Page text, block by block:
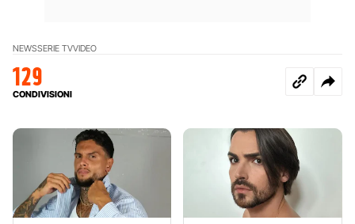
NEWSSERIE TVVIDEO
129
CONDIVISIONI